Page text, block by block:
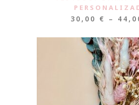
30,00 € –